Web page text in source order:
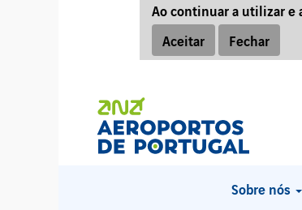
Ao continuar a utilizar e
Aceitar
Fechar
Sobre nós